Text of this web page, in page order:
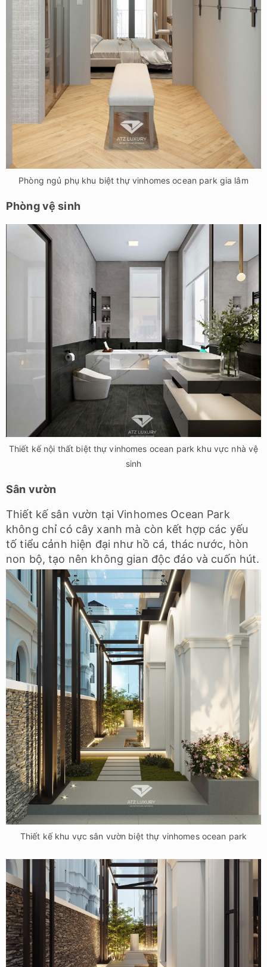
Phòng ngủ phụ khu biệt thự vinhomes ocean park gia lâm
Phòng vệ sinh
Thiết kế nội thất biệt thự vinhomes ocean park khu vực nhà vệ
sinh
Sân vườn
Thiết kế sân vườn tại Vinhomes Ocean Park
không chỉ có cây xanh mà còn kết hợp các yếu
tố tiểu cảnh hiện đại như hồ cá, thác nước, hòn
non bộ, tạo nên không gian độc đáo và cuốn hút.
Thiết kế khu vực sân vườn biệt thự vinhomes ocean park